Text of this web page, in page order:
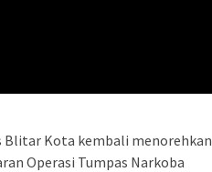
Blitar Kota kembali menorehkan
Operasi Tumpas Narkoba